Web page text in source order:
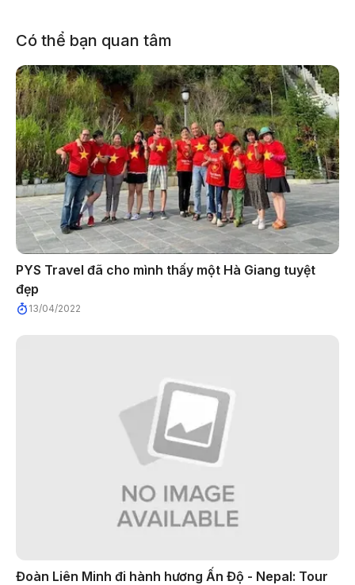
Có thể bạn quan tâm
PYS Travel đã cho mình thấy một Hà Giang tuyệt
đẹp
13/04/2022
Đoàn Liên Minh đi hành hương Ấn Độ - Nepal: Tour